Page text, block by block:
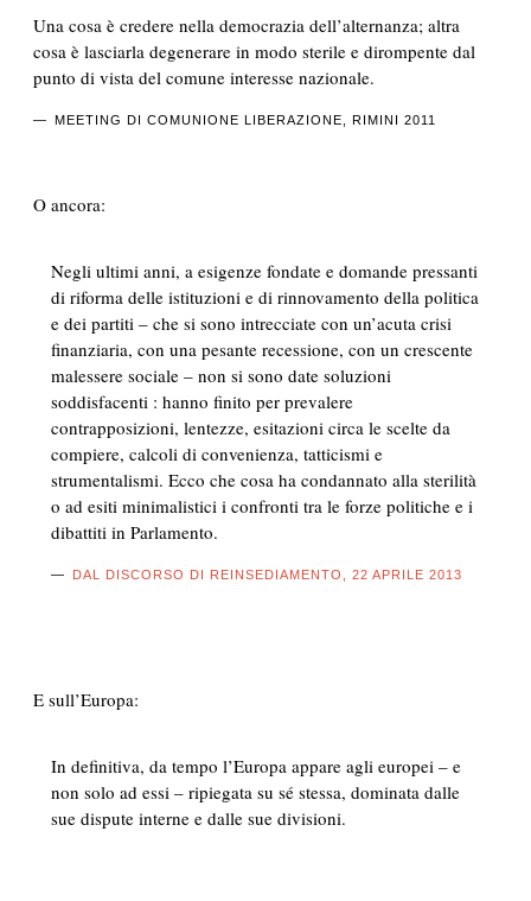
Una cosa è credere nella democrazia dell’alternanza; altra
cosa è lasciarla degenerare in modo sterile e dirompente dal
punto di vista del comune interesse nazionale.
MEETING DI COMUNIONE LIBERAZIONE, RIMINI 2011
O ancora:
Negli ultimi anni, a esigenze fondate e domande pressanti
di riforma delle istituzioni e di rinnovamento della politica
e dei partiti – che si sono intrecciate con un’acuta crisi
finanziaria, con una pesante recessione, con un crescente
malessere sociale – non si sono date soluzioni
soddisfacenti : hanno finito per prevalere
contrapposizioni, lentezze, esitazioni circa le scelte da
compiere, calcoli di convenienza, tatticismi e
strumentalismi. Ecco che cosa ha condannato alla sterilità
o ad esiti minimalistici i confronti tra le forze politiche e i
dibattiti in Parlamento.
DAL DISCORSO DI REINSEDIAMENTO, 22 APRILE 2013
E sull’Europa:
In definitiva, da tempo l’Europa appare agli europei – e
non solo ad essi – ripiegata su sé stessa, dominata dalle
sue dispute interne e dalle sue divisioni.